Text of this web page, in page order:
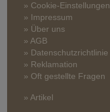
» Cookie-Einstellungen
» Impressum
» Über uns
» AGB
» Datenschutzrichtlinie
» Reklamation
» Oft gestellte Fragen
» Artikel